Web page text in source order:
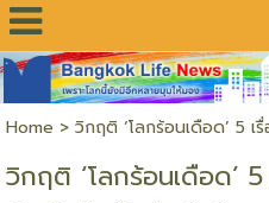
Home > วิกฤติ ‘โลกร้อนเดือด’ 5 เ
วิกฤติ ‘โลกร้อนเดือด’